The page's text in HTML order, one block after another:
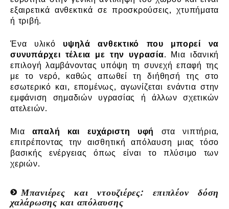
εξαιρετικά ανθεκτικά σε προσκρούσεις, χτυπήματα
ή τριβή.
Ένα υλικό υψηλά ανθεκτικό που μπορεί να
συνυπάρχει τέλεια με την υγρασία. Μια ιδανική
επιλογή λαμβάνοντας υπόψη τη συνεχή επαφή της
με το νερό, καθώς απωθεί τη διήθησή της στο
εσωτερικό και, επομένως, αγωνίζεται ενάντια στην
εμφάνιση σημαδιών υγρασίας ή άλλων σχετικών
ατελειών.
Μια απαλή και ευχάριστη υφή
στα νιπτήρια,
επιτρέποντας την αισθητική απόλαυση μιας τόσο
βασικής ενέργειας όπως είναι το πλύσιμο των
χεριών.
Μπανιέρες και ντουζιέρες: επιπλέον δόση
χαλάρωσης και απόλαυσης